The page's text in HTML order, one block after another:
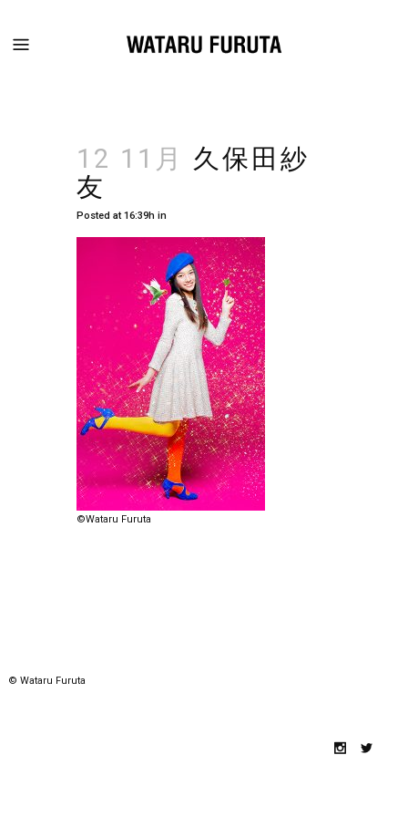
12 11月 久保田紗
友
Posted at 16:39h in
©Wataru Furuta
© Wataru Furuta